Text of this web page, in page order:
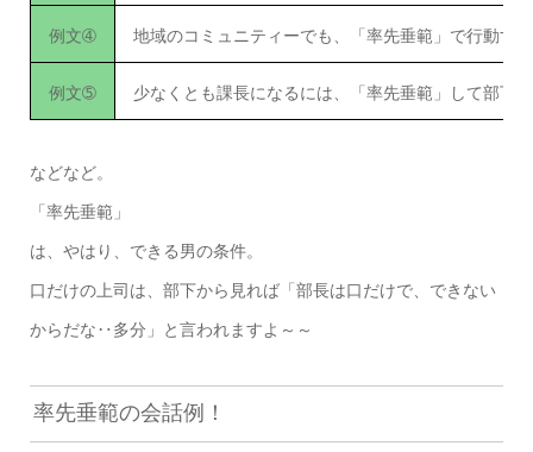
例文➃ 地域のコミュニティーでも、「率先垂範」で行動す
例文➄ 少なくとも課長になるには、「率先垂範」して部下
などなど。
「率先垂範」
は、やはり、できる男の条件。
口だけの上司は、部下から見れば「部長は口だけで、できない
からだな‥多分」と言われますよ～～
率先垂範の会話例！